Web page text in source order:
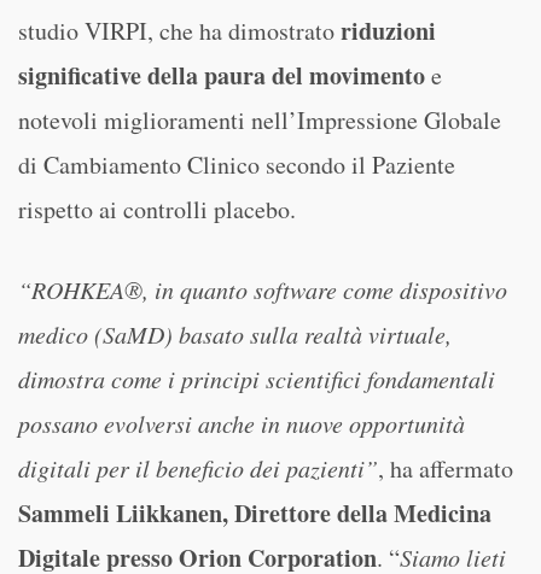
studio VIRPI, che ha dimostratoriduzioni
significative della paura del movimentoe
notevoli miglioramenti nell’Impressione Globale
di Cambiamento Clinico secondo il Paziente
rispetto ai controlli placebo.
“ROHKEA®, in quanto software come dispositivo
medico (SaMD) basato sulla realtà virtuale,
dimostra come i principi scientifici fondamentali
possano evolversi anche in nuove opportunità
digitali per il beneficio dei pazienti”, ha affermato
Sammeli Liikkanen, Direttore della Medicina
Digitale presso Orion Corporation. “Siamo lieti